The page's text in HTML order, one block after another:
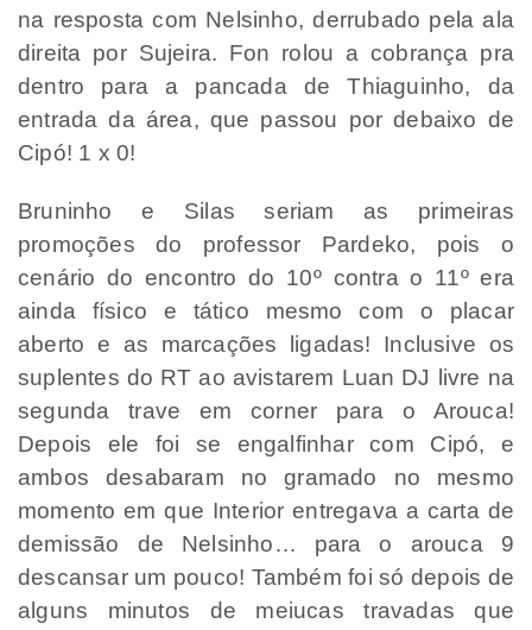
na resposta com Nelsinho, derrubado pela ala
direita por Sujeira. Fon rolou a cobrança pra
dentro para a pancada de Thiaguinho, da
entrada da área, que passou por debaixo de
Cipó! 1 x 0!
Bruninho e Silas seriam as primeiras
promoções do professor Pardeko, pois o
cenário do encontro do 10º contra o 11º era
ainda físico e tático mesmo com o placar
aberto e as marcações ligadas! Inclusive os
suplentes do RT ao avistarem Luan DJ livre na
segunda trave em corner para o Arouca!
Depois ele foi se engalfinhar com Cipó, e
ambos desabaram no gramado no mesmo
momento em que Interior entregava a carta de
demissão de Nelsinho… para o arouca 9
descansar um pouco! Também foi só depois de
alguns minutos de meiucas travadas que